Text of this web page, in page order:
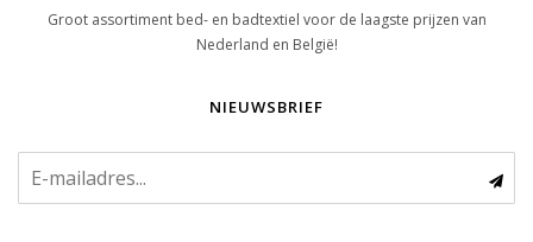
Groot assortiment bed- en badtextiel voor de laagste prijzen van
Nederland en België!
NIEUWSBRIEF